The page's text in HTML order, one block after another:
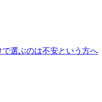
選ぶのは不安という方へ